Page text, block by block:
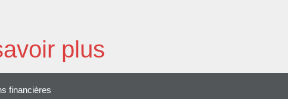
plus
financières